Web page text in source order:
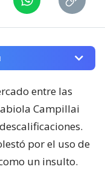
entre las
Campillai
por el uso de
un insulto.